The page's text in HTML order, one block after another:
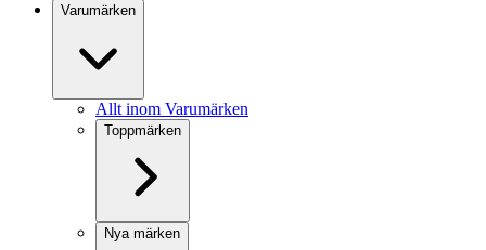
Varumärken
Allt inom Varumärken
Toppmärken
Nya märken